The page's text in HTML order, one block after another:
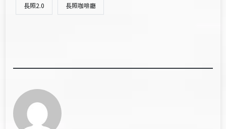
長照2.0 長照咖啡廳